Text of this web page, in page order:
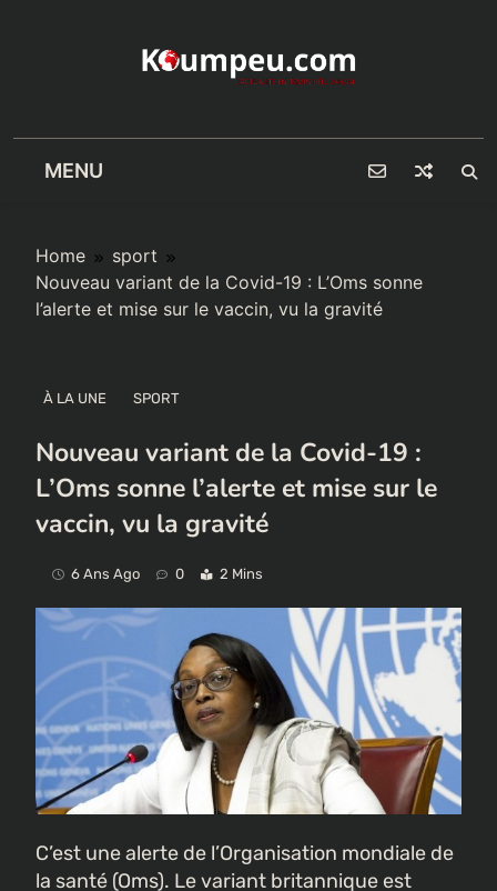
MENU
Home
sport
Nouveau variant de la Covid-19 : L’Oms sonne
l’alerte et mise sur le vaccin, vu la gravité
À LA UNE SPORT
Nouveau variant de la Covid-19 :
L’Oms sonne l’alerte et mise sur le
vaccin, vu la gravité
6 Ans Ago 0 2 Mins
C’est une alerte de l’Organisation mondiale de
la santé (Oms). Le variant britannique est